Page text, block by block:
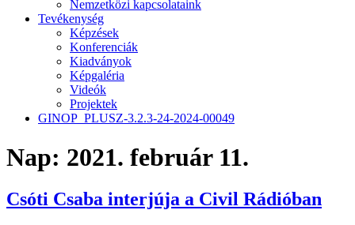
Nemzetközi kapcsolataink
Tevékenység
Képzések
Konferenciák
Kiadványok
Képgaléria
Videók
Projektek
GINOP_PLUSZ-3.2.3-24-2024-00049
Nap: 2021. február 11.
Csóti Csaba interjúja a Civil Rádióban